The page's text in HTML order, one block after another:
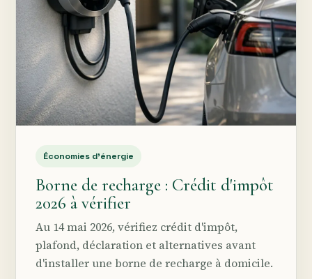
Économies d’énergie
Borne de recharge : Crédit d'impôt
2026 à vérifier
Au 14 mai 2026, vérifiez crédit d'impôt,
plafond, déclaration et alternatives avant
d'installer une borne de recharge à domicile.